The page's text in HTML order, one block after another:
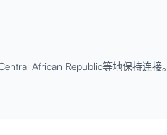
African Republic等地保持连接。